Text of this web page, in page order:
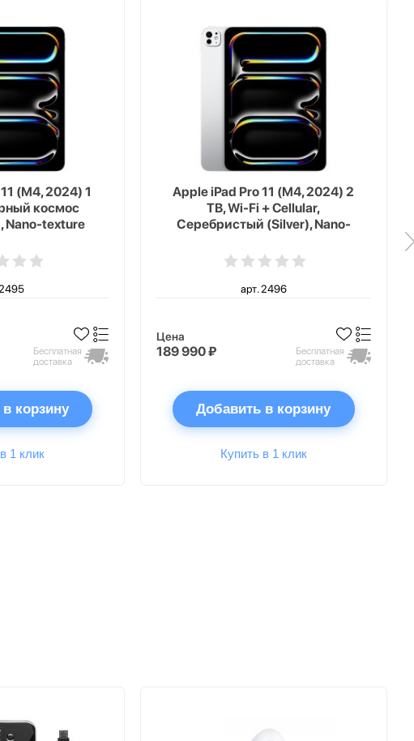
(M4, 2024) 1
космос
Nano-texture
Бесплатная
доставка
корзину
1 клик
Apple iPad Pro 11 (M4, 2024) 2
TB, Wi-Fi + Cellular,
Серебристый (Silver), Nano-
арт. 2496
Цена
189 990 ₽
Бесплатная
доставка
Добавить в корзину
Купить в 1 клик